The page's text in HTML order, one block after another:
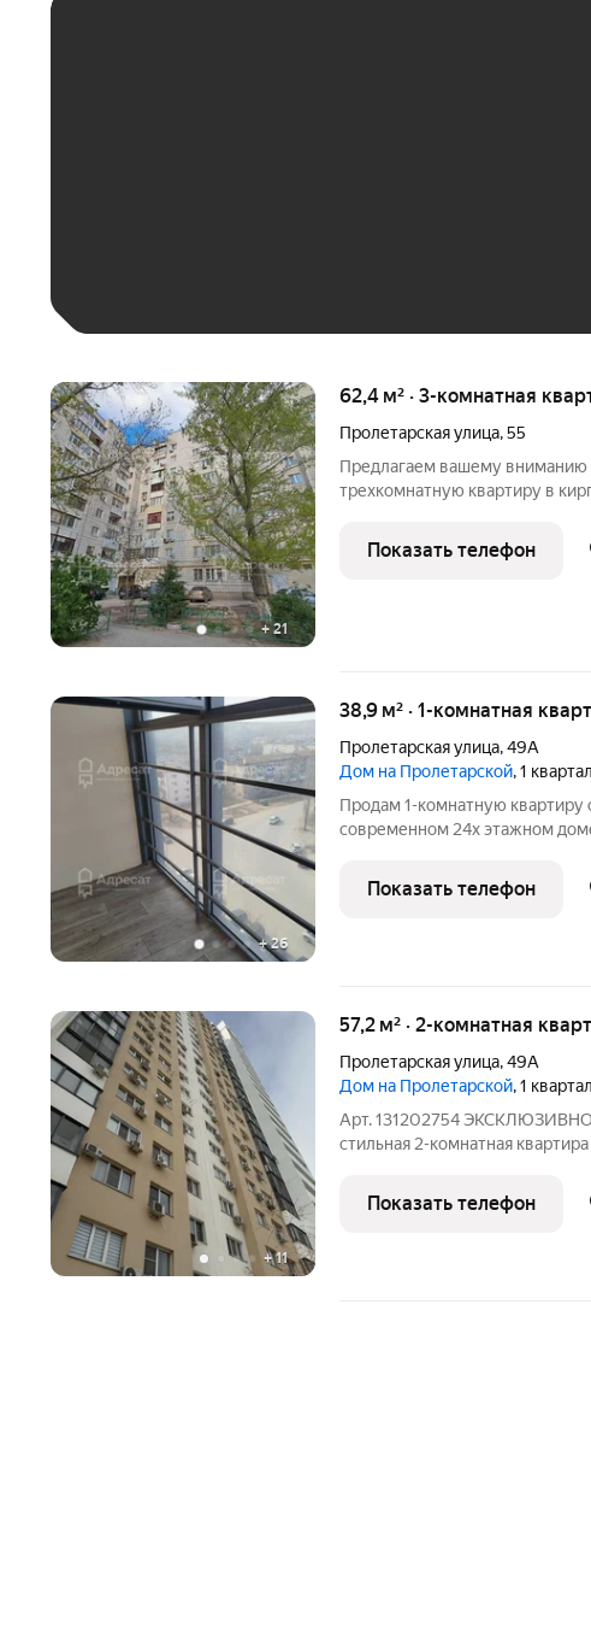
+21
62,4 м² · 3-комнатная
Пролетарская улица,55
Предлагаем вашему вниманию
трехкомнатную квартиру в
улицы: Гражданская, Доценко,
Энгельса. Один взрослый
Показать телефон
+26
38,9 м² · 1-комнатная
Пролетарская улица,49А
Дом на Пролетарской, 1
Продам 1-комнатную
современном 24х этажном
района! Все рядом ! В шаговой
"Пролетарская",
Показать телефон
+11
57,2 м² · 2-комнатная
Пролетарская улица,49А
Дом на Пролетарской, 1
Арт. 131202754
стильная 2-комнатная
комфорта, престижного
Адрес: ул. Пролетарская, д.
Показать телефон